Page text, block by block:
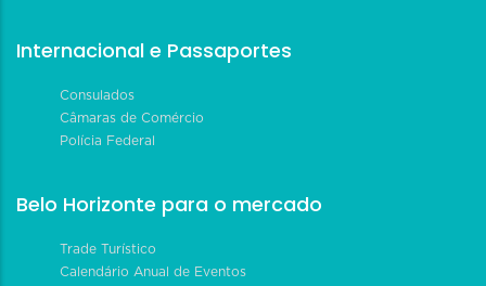
Internacional e Passaportes
Consulados
Câmaras de Comércio
Polícia Federal
Belo Horizonte para o mercado
Trade Turístico
Calendário Anual de Eventos